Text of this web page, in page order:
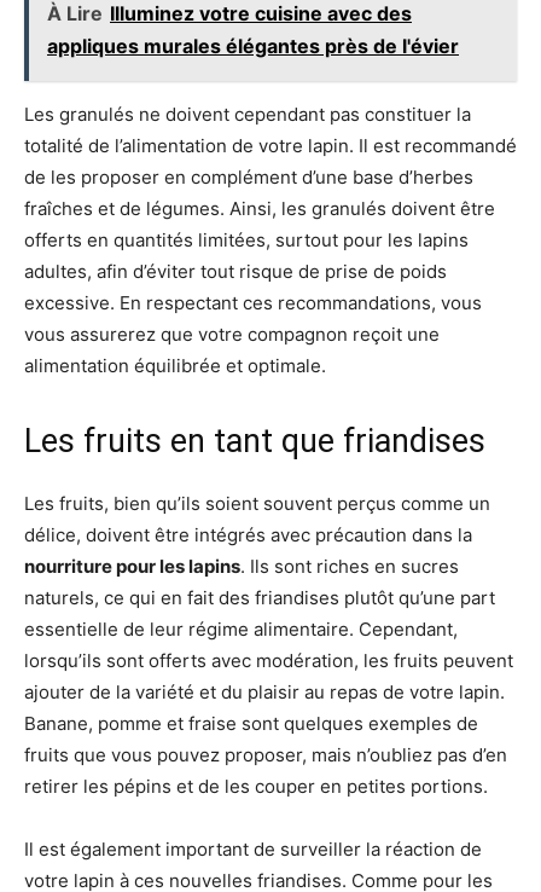
À Lire Illuminez votre cuisine avec des
appliques murales élégantes près de l'évier
Les granulés ne doivent cependant pas constituer la
totalité de l’alimentation de votre lapin. Il est recommandé
de les proposer en complément d’une base d’herbes
fraîches et de légumes. Ainsi, les granulés doivent être
offerts en quantités limitées, surtout pour les lapins
adultes, afin d’éviter tout risque de prise de poids
excessive. En respectant ces recommandations, vous
vous assurerez que votre compagnon reçoit une
alimentation équilibrée et optimale.
Les fruits en tant que friandises
Les fruits, bien qu’ils soient souvent perçus comme un
délice, doivent être intégrés avec précaution dans la
nourriture pour les lapins. Ils sont riches en sucres
naturels, ce qui en fait des friandises plutôt qu’une part
essentielle de leur régime alimentaire. Cependant,
lorsqu’ils sont offerts avec modération, les fruits peuvent
ajouter de la variété et du plaisir au repas de votre lapin.
Banane, pomme et fraise sont quelques exemples de
fruits que vous pouvez proposer, mais n’oubliez pas d’en
retirer les pépins et de les couper en petites portions.
Il est également important de surveiller la réaction de
votre lapin à ces nouvelles friandises. Comme pour les